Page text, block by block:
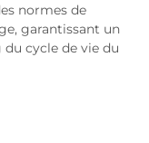
normes de
garantissant un
cycle de vie du